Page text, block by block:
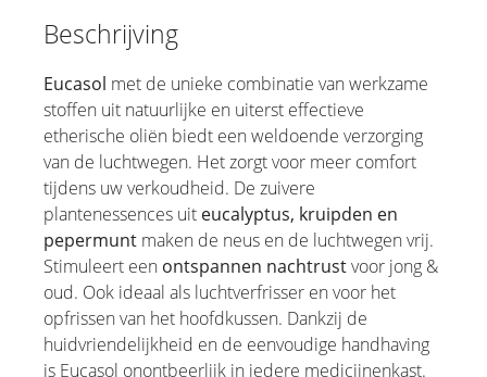
Beschrijving
Eucasol met de unieke combinatie van werkzame
stoffen uit natuurlijke en uiterst effectieve
etherische oliën biedt een weldoende verzorging
van de luchtwegen. Het zorgt voor meer comfort
tijdens uw verkoudheid. De zuivere
plantenessences uit eucalyptus, kruipden en
pepermunt maken de neus en de luchtwegen vrij.
Stimuleert een ontspannen nachtrustvoor jong &
oud. Ook ideaal als luchtverfrisser en voor het
opfrissen van het hoofdkussen. Dankzij de
huidvriendelijkheid en de eenvoudige handhaving
is Eucasol onontbeerlijk in iedere medicijnenkast.